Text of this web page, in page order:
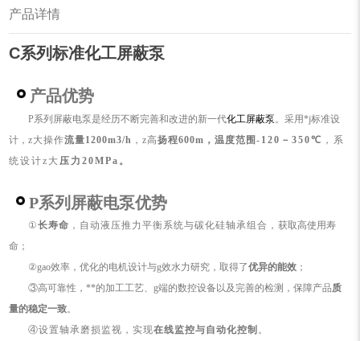
产品详情
C系列标准化工屏蔽泵
产品优势
P系列屏蔽电泵是经历不断完善和改进的新一代化工屏蔽泵。采用*j标准设
计，z大操作流量1200m3/h ，z高扬程600m，温度范围-120 －350℃ ，系
统设计z大压力20MPa。
P系列屏蔽电泵优势
①长寿命 ，自动液压推力平衡系统与碳化硅轴承组合，获取高使用寿
命；
②gao效率，优化的电机设计与g效水力研究，取得了优异的能效 ；
③高可靠性，**的加工工艺、g端的数控设备以及完善的检测，保障产品质
量的稳定一致。
④设置轴承磨损监视，实现在线监控与自动化控制 。